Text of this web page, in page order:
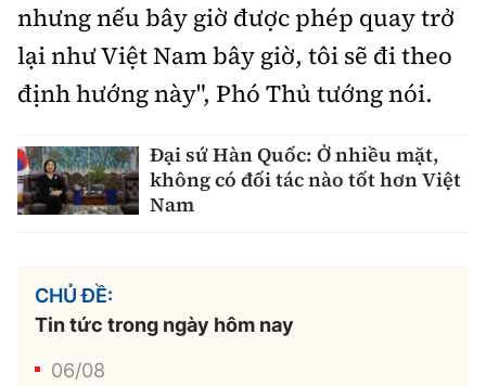
nhưng nếu bây giờ được phép quay trở
lại như Việt Nam bây giờ, tôi sẽ đi theo
định hướng này", Phó Thủ tướng nói.
Đại sứ Hàn Quốc: Ở nhiều mặt,
không có đối tác nào tốt hơn Việt
Nam
CHỦ ĐỀ:
Tin tức trong ngày hôm nay
06/08